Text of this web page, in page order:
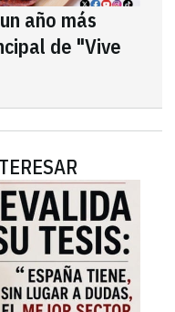
año más
de "Vive